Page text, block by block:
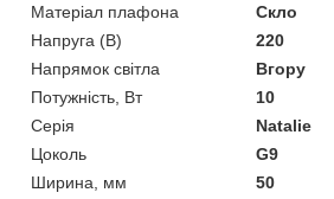
Матеріал плафона
Скло
Напруга (В)
220
Напрямок світла
Вгору
Потужність, Вт
10
Серія
Natalie
Цоколь
G9
Ширина, мм
50